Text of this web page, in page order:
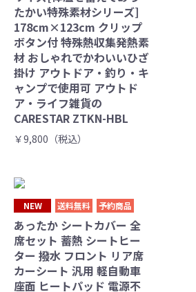
たかい特殊素材シリーズ]
178cm×123cm クリップ
ボタン付 特殊熱収集発熱素
材 おしゃれでかわいいひざ
掛け アウトドア・釣り・キ
ャンプで使用可 アウトド
ア・ライフ雑貨の
CARESTAR ZTKN-HBL
￥9,800（税込）
NEW 送料無料 予約商品
あったか シートカバー 全
席セット 蓄熱 シートヒー
ター 撥水 フロント リア席
カーシート 汎用 軽自動車
座面 ヒートパッド 電源不